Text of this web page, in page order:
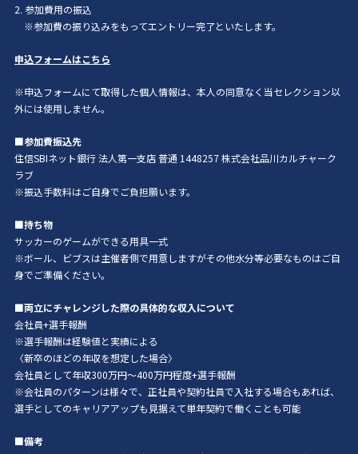
2. 参加費用の振込
※参加費の振り込みをもってエントリー完了といたします。
申込フォームはこちら
※申込フォームにて取得した個人情報は、本人の同意なく当セレクション以
外には使用しません。
■参加費振込先
住信SBIネット銀行 法人第一支店 普通 1448257 株式会社品川カルチャーク
ラブ
※振込手数料はご自身でご負担願います。
■持ち物
サッカーのゲームができる用具一式
※ボール、ビブスは主催者側で用意しますがその他水分等必要なものはご自
身でご準備ください。
■両立にチャレンジした際の具体的な収入について
会社員+選手報酬
※選手報酬は経験値と実績による
〈新卒のほどの年収を想定した場合〉
会社員として年収300万円〜400万円程度+選手報酬
※会社員のパターンは様々で、正社員や契約社員で入社する場合もあれば、
選手としてのキャリアアップも見据えて単年契約で働くことも可能
■備考